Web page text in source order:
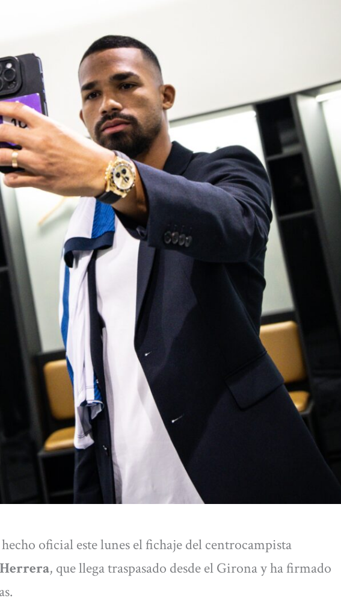
oficial este lunes el fichaje del centrocampista
, que llega traspasado desde el Girona y ha firmado